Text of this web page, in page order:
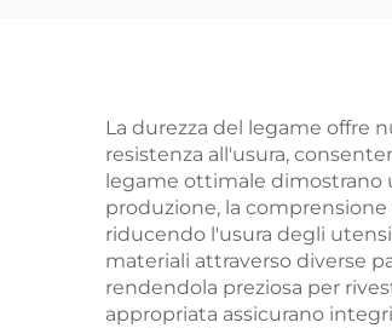
La durezza del legame offre
resistenza all'usura,
legame ottimale dimostrano
produzione, la
riducendo l'usura degli
materiali attraverso diverse
rendendola preziosa per
appropriata assicurano